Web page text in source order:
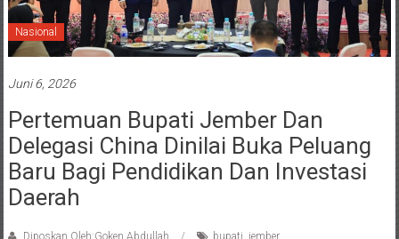
Nasional
Juni 6, 2026
Pertemuan Bupati Jember Dan
Delegasi China Dinilai Buka Peluang
Baru Bagi Pendidikan Dan Investasi
Daerah
Diposkan Oleh:Goken Abdullah bupati, jember